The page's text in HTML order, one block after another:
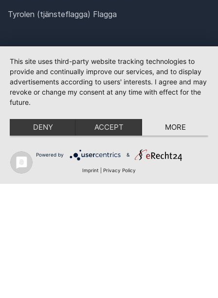
Tyrolen (tjänsteflagga) Flagga
This site uses third-party website tracking technologies to
provide and continually improve our services, and to display
advertisements according to users' interests. I agree and may
revoke or change my consent at any time with effect for the
future.
DENY ACCEPT MORE
Powered by &
Imprint Privacy Policy